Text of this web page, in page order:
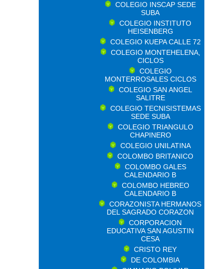
COLEGIO INSCAP SEDE
SUBA
COLEGIO INSTITUTO
HEISENBERG
COLEGIO KUEPA CALLE 72
COLEGIO MONTEHELENA,
CICLOS
COLEGIO
MONTERROSALES CICLOS
COLEGIO SAN ANGEL
SALITRE
COLEGIO TECNISISTEMAS
SEDE SUBA
COLEGIO TRIANGULO
CHAPINERO
COLEGIO UNILATINA
COLOMBO BRITANICO
COLOMBO GALES
CALENDARIO B
COLOMBO HEBREO
CALENDARIO B
CORAZONISTA HERMANOS
DEL SAGRADO CORAZON
CORPORACION
EDUCATIVA SAN AGUSTIN
CESA
CRISTO REY
DE COLOMBIA